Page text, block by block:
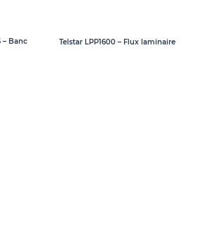
– Banc
Telstar LPP1600 – Flux laminaire